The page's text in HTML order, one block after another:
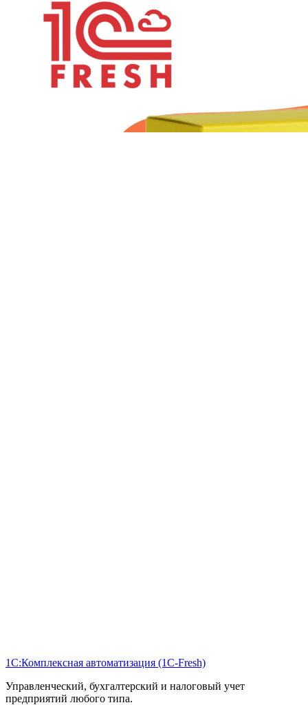
1С:Комплексная автоматизация (1С-Fresh)
Управленческий, бухгалтерский и налоговый учет
предприятий любого типа.